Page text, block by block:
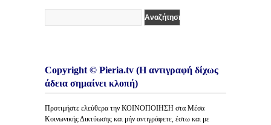
Copyright © Pieria.tv (Η αντιγραφή δίχως
άδεια σημαίνει κλοπή)
Προτιμήστε ελεύθερα την ΚΟΙΝΟΠΟΙΗΣΗ στα Μέσα
Κοινωνικής Δικτύωσης και μήν αντιγράφετε, έστω και με